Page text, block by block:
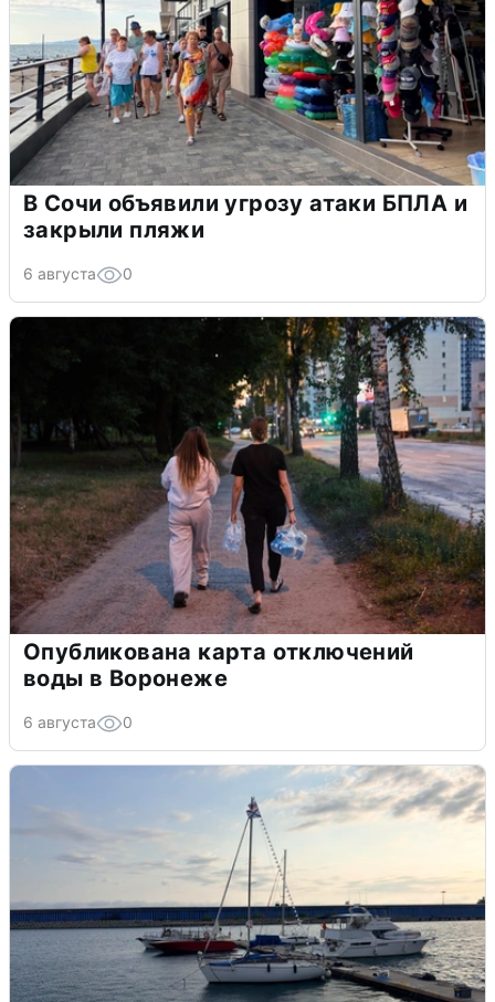
В Сочи объявили угрозу атаки БПЛА и
закрыли пляжи
6 августа 0
Опубликована карта отключений
воды в Воронеже
6 августа 0